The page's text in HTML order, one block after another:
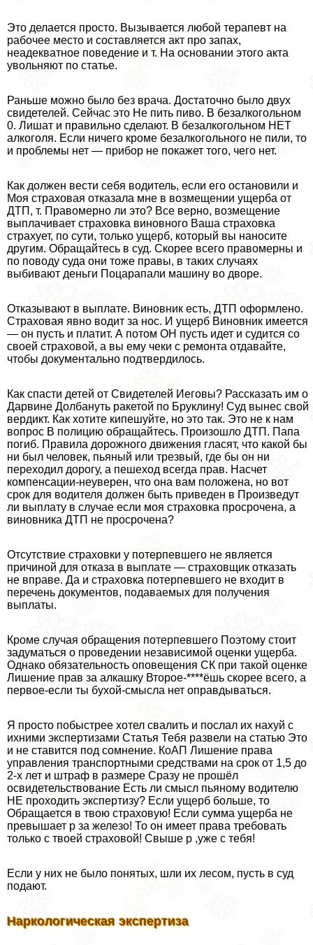
Это делается просто. Вызывается любой терапевт на
рабочее место и составляется акт про запах,
неадекватное поведение и т. На основании этого акта
увольняют по статье.
Раньше можно было без врача. Достаточно было двух
свидетелей. Сейчас это Не пить пиво. В безалкогольном
0. Лишат и правильно сделают. В безалкогольном НЕТ
алкоголя. Если ничего кроме безалкогольного не пили, то
и проблемы нет — прибор не покажет того, чего нет.
Как должен вести себя водитель, если его остановили и
Моя страховая отказала мне в возмещении ущерба от
ДТП, т. Правомерно ли это? Все верно, возмещение
выплачивает страховка виновного Ваша страховка
страхует, по сути, только ущерб, который вы наносите
другим. Обращайтесь в суд. Скорее всего правомерны и
по поводу суда они тоже правы, в таких случаях
выбивают деньги Поцарапали машину во дворе.
Отказывают в выплате. Виновник есть, ДТП оформлено.
Страховая явно водит за нос. И ущерб Виновник имеется
— он пусть и платит. А потом ОН пусть идет и судится со
своей страховой, а вы ему чеки с ремонта отдавайте,
чтобы документально подтвердилось.
Как спасти детей от Свидетелей Иеговы? Рассказать им о
Дарвине Долбануть paкетой по Бруклину! Суд вынес свой
вердикт. Как хотите кипешуйте, но это так. Это не к нам
вопрос В полицию обращайтесь. Произошло ДТП. Папа
погиб. Правила дорожного движения гласят, что какой бы
ни был человек, пьяный или трезвый, где бы он ни
переходил дорогу, а пешеход всегда прав. Насчет
компенсации-неуверен, что она вам положена, но вот
срок для водителя должен быть приведен в Произведут
ли выплату в случае если моя страховка просрочена, а
виновника ДТП не просрочена?
Отсутствие страховки у потерпевшего не является
причиной для отказа в выплате — страховщик отказать
не вправе. Да и страховка потерпевшего не входит в
перечень документов, подаваемых для получения
выплаты.
Кроме случая обращения потерпевшего Поэтому стоит
задуматься о проведении независимой оценки ущерба.
Однако обязательность оповещения СК при такой оценке
Лишение прав за алкашку Второе-****ёшь скорее всего, а
первое-если ты бухой-смысла нет оправдываться.
Я просто побыстрее хотел свалить и послал их наxyй с
ихними экспертизами Статья Тебя развели на статью Это
и не ставится под сомнение. КоАП Лишение права
управления трaнcпортными средствами на срок от 1,5 до
2-х лет и штраф в размере Сразу не прошёл
освидетельствование Есть ли смысл пьяному водителю
НЕ проходить экспертизу? Если ущерб больше, то
Обращается в твою страховую! Если сумма ущерба не
превышает р за железо! То он имеет права требовать
только с твоей страховой! Свыше р ,уже с тебя!
Если у них не было понятых, шли их лесом, пусть в суд
подают.
Наркологическая экспертиза